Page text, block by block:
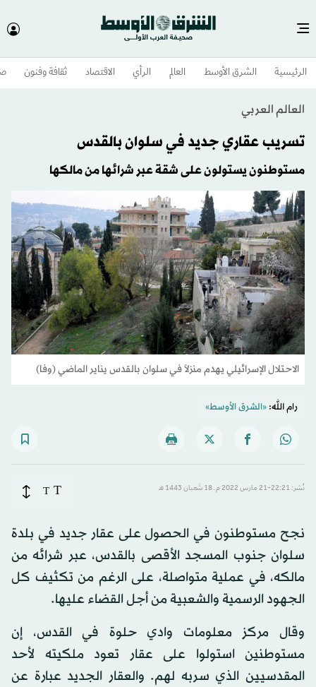
الرئيسية الشرق الأوسط​ العالم الرأي الاقتصاد ثقافة وفنون
العالم العربي
تسريب عقاري جديد في سلوان بالقدس
مستوطنون يستولون على شقة عبر شرائها من مالكها
الاحتلال الإسرائيلي يهدم منزلاً في سلوان بالقدس يناير الماضي (وفا)
رام الله:«الشرق الأوسط»
نُشر: 22:21-21 مارس 2022 م ـ 18 شَعبان 1443 هـ T
T
نجح مستوطنون في الحصول على عقار جديد في بلدة
سلوان جنوب المسجد الأقصى بالقدس، عبر شرائه من
مالكه، في عملية متواصلة، على الرغم من تكثيف كل
الجهود الرسمية والشعبية من أجل القضاء عليها.
وقال مركز معلومات وادي حلوة في القدس، إن
مستوطنين استولوا على عقار تعود ملكيته لأحد
المقدسيين الذي سربه لهم. والعقار الجديد عبارة عن